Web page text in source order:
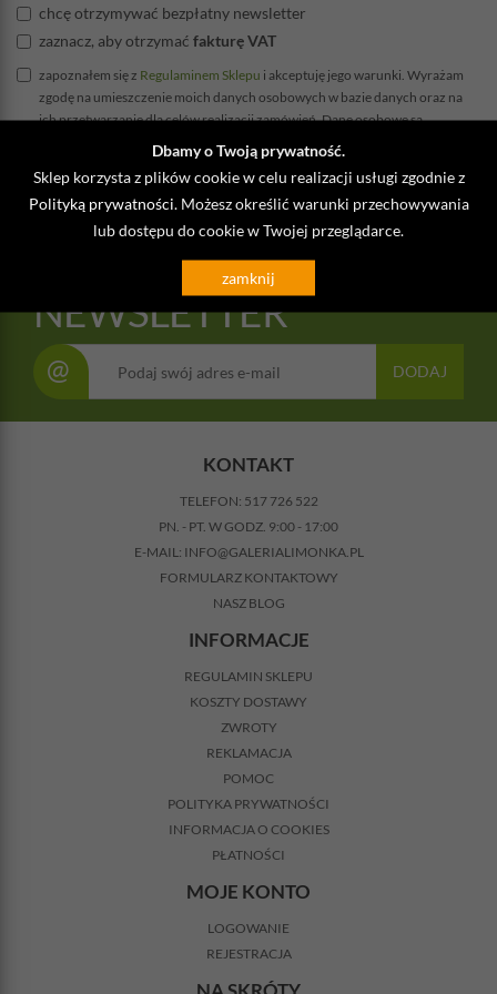
Dbamy o Twoją prywatność.
Sklep korzysta z plików cookie w celu realizacji usługi zgodnie z
Polityką prywatności. Możesz określić warunki przechowywania
lub dostępu do cookie w Twojej przeglądarce.
zamknij
chcę otrzymywać bezpłatny newsletter
zaznacz, aby otrzymać fakturę VAT
zapoznałem się z Regulaminem Sklepu i akceptuję jego warunki. Wyrażam
zgodę na umieszczenie moich danych osobowych w bazie danych oraz na
ich przetwarzanie dla celów realizacji zamówień. Dane osobowe są
chronione zgodnie z Ustawą z dnia 29.08.1997 r. "O ochronie danych
osobowych" (Dz.U.2002.101.926) w sposób uniemożliwiający dostęp do
nich osób trzecich. *
NEWSLETTER
@ DODAJ
KONTAKT
TELEFON: 517 726 522
PN. - PT. W GODZ. 9:00 - 17:00
E-MAIL: INFO@GALERIALIMONKA.PL
FORMULARZ KONTAKTOWY
NASZ BLOG
INFORMACJE
REGULAMIN SKLEPU
KOSZTY DOSTAWY
ZWROTY
REKLAMACJA
POMOC
POLITYKA PRYWATNOŚCI
INFORMACJA O COOKIES
PŁATNOŚCI
MOJE KONTO
LOGOWANIE
REJESTRACJA